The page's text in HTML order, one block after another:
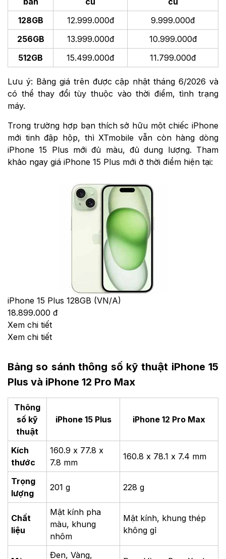
128GB
12.999.000đ
9.999.000đ
256GB
13.999.000đ
10.999.000đ
512GB
15.499.000đ 11.799.000đ
Lưu ý: Bảng giá trên được cập nhật tháng 6/2026 và
có thể thay đổi tùy thuộc vào thời điểm, tình trạng
máy.
Trong trường hợp bạn thích sở hữu một chiếc iPhone
mới tinh đập hộp, thì XTmobile vẫn còn hàng dòng
iPhone 15 Plus mới đủ màu, đủ dung lượng. Tham
khảo ngay giá iPhone 15 Plus mới ở thời điểm hiện tại:
iPhone 15 Plus 128GB (VN/A)
18.899.000 đ
Xem chi tiết
Xem chi tiết
Bảng so sánh thông số kỹ thuật iPhone 15
Plus và iPhone 12 Pro Max
Thông
số kỹ
thuật
iPhone 15 Plus iPhone 12 Pro Max
Kích
thước
160.9 x 77.8 x
7.8 mm
160.8 x 78.1 x 7.4 mm
Trọng
lượng
201 g 228 g
Chất
liệu
Mặt kính pha
màu, khung
nhôm
Mặt kính, khung thép
không gỉ
Đen, Vàng,